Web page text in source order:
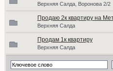
Верхняя Салда, Воронова 2/2
Продаю 2к квартиру на
Верхняя Салда
Продам 1к квартиру
Верхняя Салда